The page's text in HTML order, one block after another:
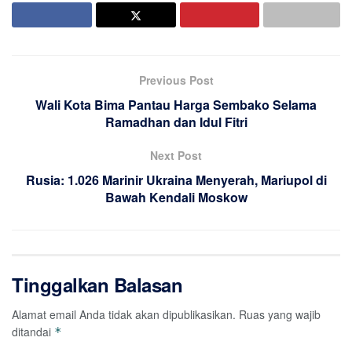
Previous Post
Wali Kota Bima Pantau Harga Sembako Selama
Ramadhan dan Idul Fitri
Next Post
Rusia: 1.026 Marinir Ukraina Menyerah, Mariupol di
Bawah Kendali Moskow
Tinggalkan Balasan
Alamat email Anda tidak akan dipublikasikan. Ruas yang wajib
ditandai *